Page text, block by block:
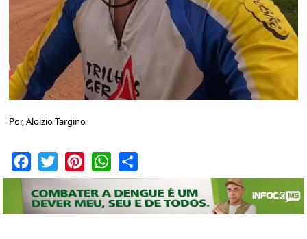
Por, Aloizio Targino
Facebook
Twitter PinterestWhatsApp